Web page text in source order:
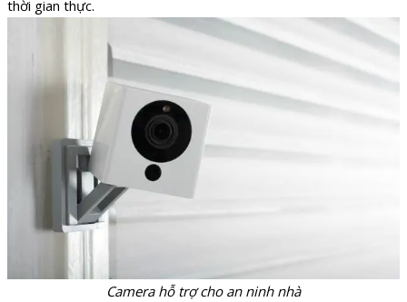
thời gian thực.
Camera hỗ trợ cho an ninh nhà